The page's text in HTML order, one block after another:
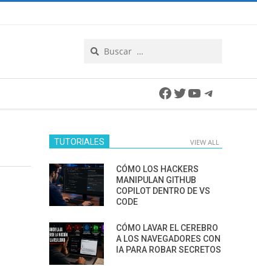
Facebook
Twitter
YouTube
TUTORIALES VIEW ALL
CÓMO LOS HACKERS
MANIPULAN GITHUB
COPILOT DENTRO DE VS
CODE
CÓMO LAVAR EL CEREBRO
A LOS NAVEGADORES CON
IA PARA ROBAR SECRETOS